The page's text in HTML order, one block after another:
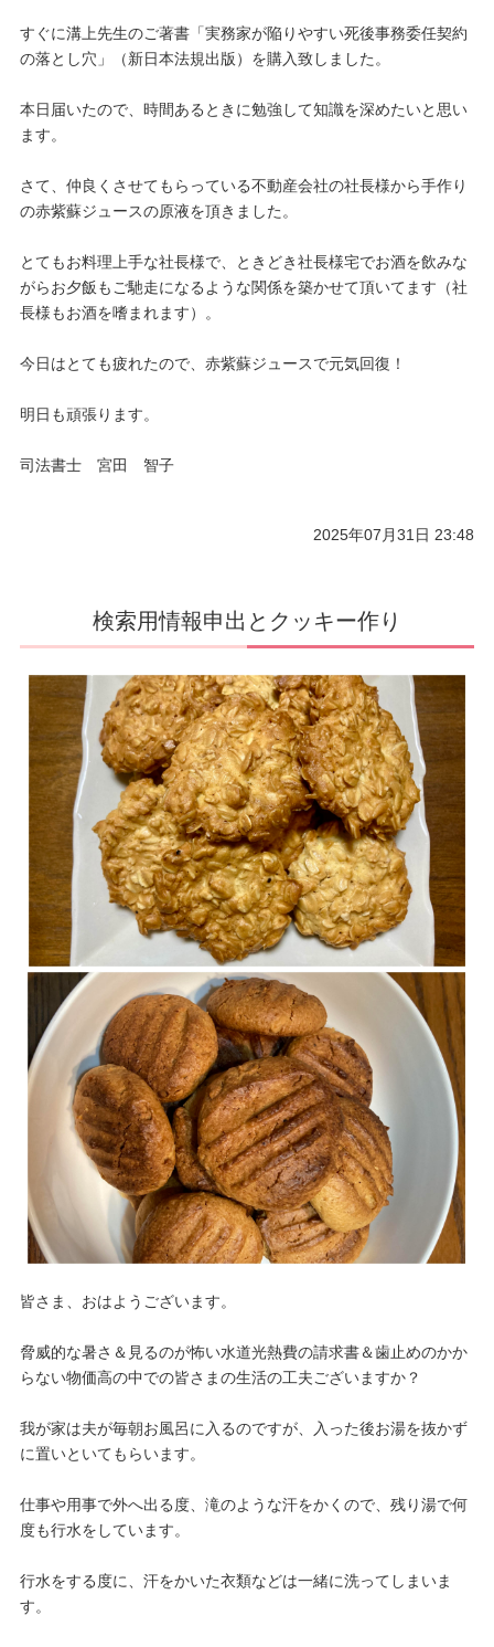
すぐに溝上先生のご著書「実務家が陥りやすい死後事務委任契約
の落とし穴」（新日本法規出版）を購入致しました。
本日届いたので、時間あるときに勉強して知識を深めたいと思い
ます。
さて、仲良くさせてもらっている不動産会社の社長様から手作り
の赤紫蘇ジュースの原液を頂きました。
とてもお料理上手な社長様で、ときどき社長様宅でお酒を飲みな
がらお夕飯もご馳走になるような関係を築かせて頂いてます（社
長様もお酒を嗜まれます）。
今日はとても疲れたので、赤紫蘇ジュースで元気回復！
明日も頑張ります。
司法書士 宮田 智子
2025年07月31日 23:48
検索用情報申出とクッキー作り
皆さま、おはようございます。
脅威的な暑さ＆見るのが怖い水道光熱費の請求書＆歯止めのかか
らない物価高の中での皆さまの生活の工夫ございますか？
我が家は夫が毎朝お風呂に入るのですが、入った後お湯を抜かず
に置いといてもらいます。
仕事や用事で外へ出る度、滝のような汗をかくので、残り湯で何
度も行水をしています。
行水をする度に、汗をかいた衣類などは一緒に洗ってしまいま
す。